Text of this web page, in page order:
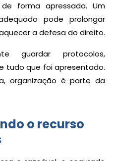
forma apressada. Um
pode prolongar
a defesa do direito.
guardar protocolos,
tudo que foi apresentado.
organização é parte da
o recurso